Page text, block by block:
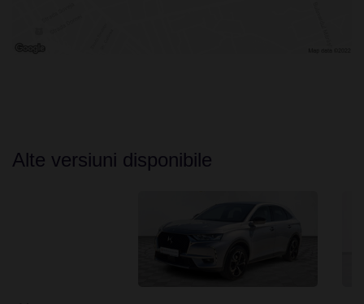
Alte versiuni disponibile